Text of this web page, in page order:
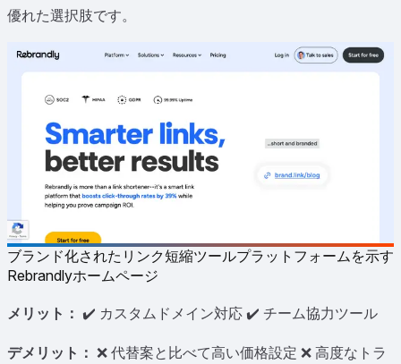
優れた選択肢です。
ブランド化されたリンク短縮ツールプラットフォームを示す
Rebrandlyホームページ
メリット： ✔️ カスタムドメイン対応 ✔️ チーム協力ツール
デメリット： ❌ 代替案と比べて高い価格設定 ❌ 高度なトラ